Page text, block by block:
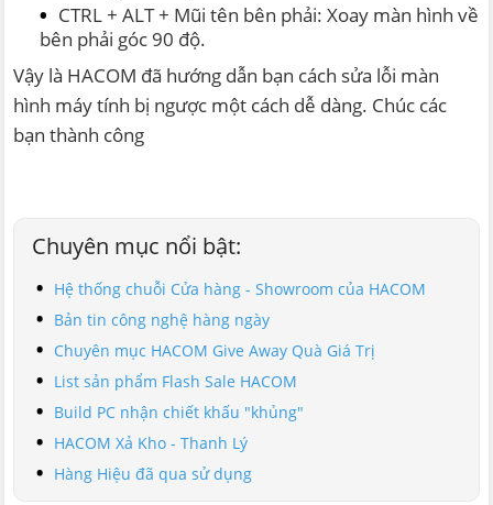
CTRL + ALT + Mũi tên bên phải: Xoay màn hình về
bên phải góc 90 độ.
Vậy là HACOM đã hướng dẫn bạn cách sửa lỗi màn
hình máy tính bị ngược một cách dễ dàng. Chúc các
bạn thành công
Chuyên mục nổi bật:
Hệ thống chuỗi Cửa hàng - Showroom của HACOM
Bản tin công nghệ hàng ngày
Chuyên mục HACOM Give Away Quà Giá Trị
List sản phẩm Flash Sale HACOM
Build PC nhận chiết khấu "khủng"
HACOM Xả Kho - Thanh Lý
Hàng Hiệu đã qua sử dụng